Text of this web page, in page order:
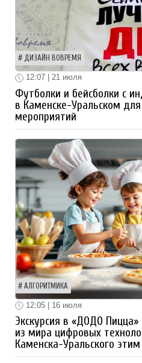
ДИЗАЙН ВОВРЕМЯ
12:07 | 21 июля
Футболки и бейсболки с
в Каменске-Уральском
мероприятий
АЛГОРИТМИКА
12:05 | 16 июля
Экскурсия в «ДОДО
из мира цифровых
Каменска-Уральского